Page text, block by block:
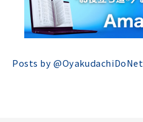
Posts by @OyakudachiDoNet